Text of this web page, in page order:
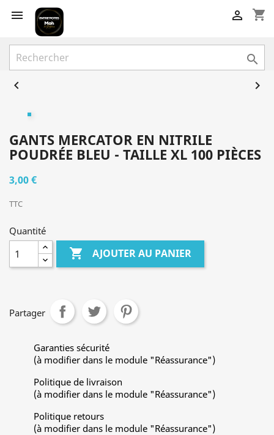
 shopping_cart




GANTS MERCATOR EN NITRILE
POUDRÉE BLEU - TAILLE XL 100 PIÈCES
3,00 €
TTC
Quantité
 AJOUTER AU PANIER
Partager
Garanties sécurité
(à modifier dans le module "Réassurance")
Politique de livraison
(à modifier dans le module "Réassurance")
Politique retours
(à modifier dans le module "Réassurance")